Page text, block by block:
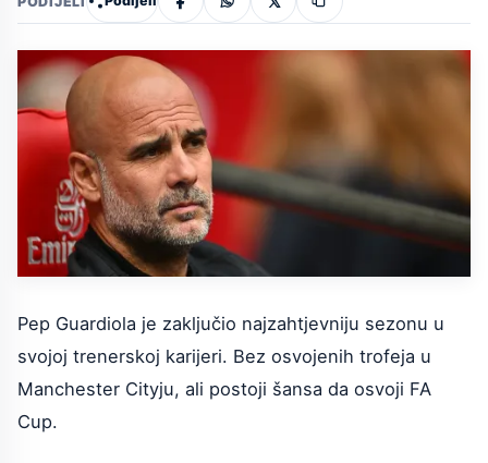
Pep Guardiola je zaključio najzahtjevniju sezonu u
svojoj trenerskoj karijeri. Bez osvojenih trofeja u
Manchester Cityju, ali postoji šansa da osvoji FA
Cup.